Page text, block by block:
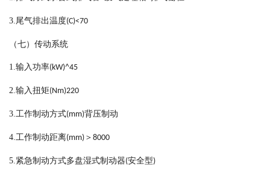
3.尾气排出温度(C)<70
（七）传动系统
1.输入功率(kW)^45
2.输入扭矩(Nm)220
3.工作制动方式(mm)背压制动
4.工作制动距离(mm) ＞ 8000
5.紧急制动方式多盘湿式制动器(安全型)